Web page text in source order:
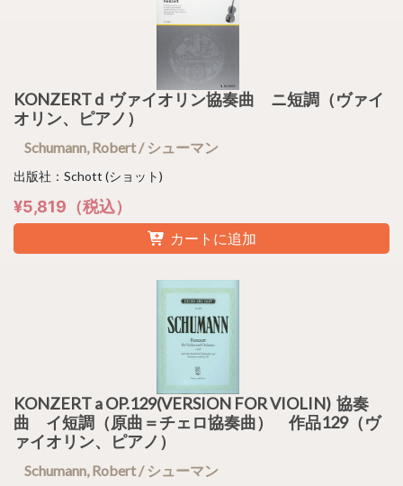
KONZERT d ヴァイオリン協奏曲 ニ短調（ヴァイ
オリン、ピアノ）
Schumann, Robert / シューマン
出版社：Schott (ショット)
¥5,819（税込）
カートに追加
KONZERT a OP.129(VERSION FOR VIOLIN) 協奏
曲 イ短調（原曲＝チェロ協奏曲） 作品129（ヴ
ァイオリン、ピアノ）
Schumann, Robert / シューマン